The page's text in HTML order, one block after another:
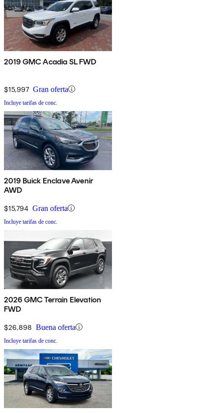
2019 GMC Acadia SL FWD
$15,997 Gran oferta
Incluye tarifas de conc.
2019 Buick Enclave Avenir
AWD
$15,794 Gran oferta
Incluye tarifas de conc.
2026 GMC Terrain Elevation
FWD
$26,898 Buena oferta
Incluye tarifas de conc.